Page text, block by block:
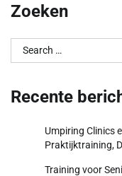
Zoeken
Search
for:
Recente
Umpiring Clinics
Praktijktraining,
Training voor